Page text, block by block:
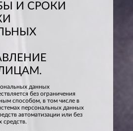
И СРОКИ
данных
без ограничения
способом, в том числе в
персональных данных
автоматизации или без
средств.